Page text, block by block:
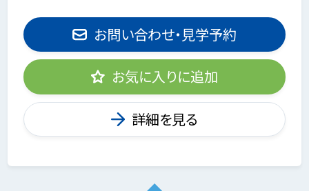
お問い合わせ・見学予約
お気に入りに追加
詳細を見る